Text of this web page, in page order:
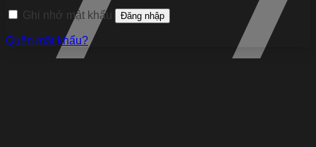
Ghi nhớ mật khẩu Đăng nhập
Quên mật khẩu?